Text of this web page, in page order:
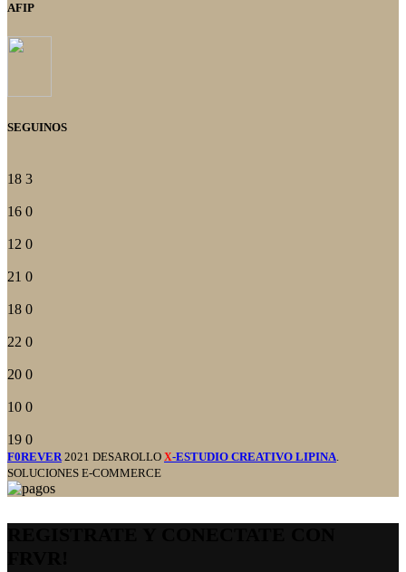
AFIP
SEGUINOS
18 3
16 0
12 0
21 0
18 0
22 0
20 0
10 0
19 0
F0REVER 2021 DESAROLLO X-ESTUDIO CREATIVO LIPINA
SOLUCIONES E-COMMERCE